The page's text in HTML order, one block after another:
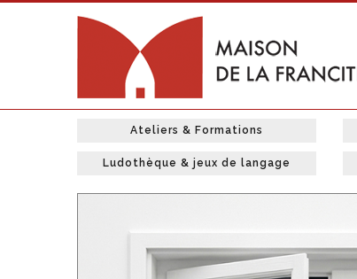
Ateliers & Formations
Ludothèque & jeux de langage